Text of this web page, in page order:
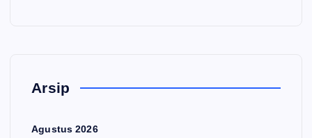
Arsip
Agustus 2026